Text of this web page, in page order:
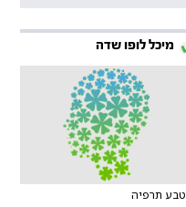
מיכל לופו שדה
טבע תרפיה